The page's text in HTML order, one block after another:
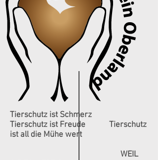
Tierschutz ist Schmerz
Tierschutz ist Freude Tierschutz
ist all die Mühe wert
WEIL